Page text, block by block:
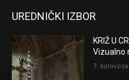
UREDNIČKI IZBOR
KRIŽ U
Vizualno
7. kolovoza